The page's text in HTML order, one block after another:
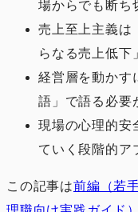
場からでも断ち
売上至上主義
らなる売上低下
経営層を動かす
語」で語る必要
現場の心理的安
ていく段階的ア
この記事は前編（若